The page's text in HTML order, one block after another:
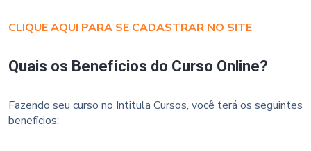
CLIQUE AQUI PARA SE CADASTRAR NO SITE
Quais os Benefícios do Curso Online?
Fazendo seu curso no Intitula Cursos, você terá os seguintes
benefícios: